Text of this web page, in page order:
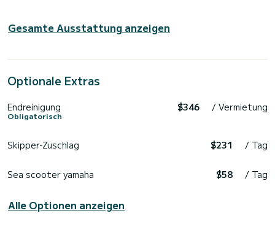
Gesamte Ausstattung anzeigen
Optionale Extras
Endreinigung
Obligatorisch
$346 / Vermietung
Skipper-Zuschlag $231 / Tag
Sea scooter yamaha $58 / Tag
Alle Optionen anzeigen